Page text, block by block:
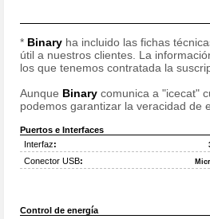
* Binary ha incluido las fichas
útil a nuestros clientes. La
los que tenemos contratada la
Aunque Binary comunica a "icecat"
podemos garantizar la veracidad de
Puertos e Interfaces
Interfaz:
Conector USB:
Control de energía